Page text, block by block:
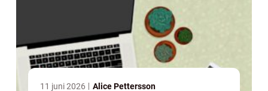
11 juni 2026 Alice Pettersson